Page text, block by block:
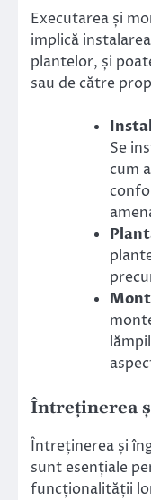
Executarea și
implică
plantelor, și
sau de către
Se
cum
Întreținerea
Întreținerea și
sunt esențiale
funcționalității